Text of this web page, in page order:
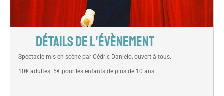
DÉTAILS DE L'ÉVÈNEMENT
Spectacle mis en scène par Cédric Danielo, ouvert à tous.
10€ adultes. 5€ pour les enfants de plus de 10 ans.